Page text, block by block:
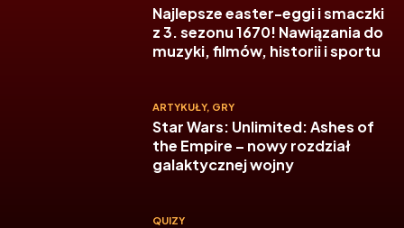
Najlepsze easter-eggi i smaczki
z 3. sezonu 1670! Nawiązania do
muzyki, filmów, historii i sportu
ARTYKUŁY, GRY
Star Wars: Unlimited: Ashes of
the Empire – nowy rozdział
galaktycznej wojny
QUIZY